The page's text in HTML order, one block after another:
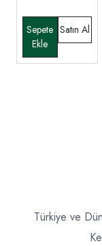
Türkiye ve